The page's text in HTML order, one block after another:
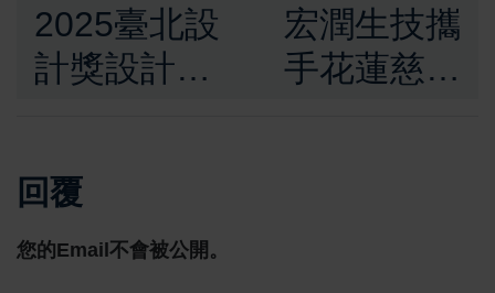
2025臺北設
計獎設計師
計師 促進跨
界交流與創
宏潤生技攜
手花蓮慈濟
回覆
您的Email不會被公開。